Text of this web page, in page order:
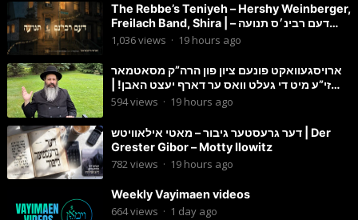
The Rebbe’s Teniyeh – Hershy Weinberger,
Freilach Band, Shira | דעם רבינ׳ס תנועה –
הערשי וויינבערגער
1,036views · 19 hours ago
ארויסגעוואקט פונעם ציון פון הרה”ק מסאטמאר
זי”ע מיט די געלט וואס ער דארף יעצט האבן! |
הרב מענדל ווייס
594views · 19 hours ago
דער גרעסטער גיבור – מאטי אילאוויטש | Der
Grester Gibor – Motty Ilowitz
782views · 19 hours ago
Weekly Vayimaen videos
664views · 1 day ago